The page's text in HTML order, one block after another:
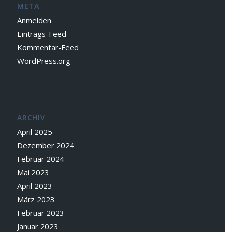
META
Anmelden
Eintrags-Feed
Kommentar-Feed
WordPress.org
ARCHIV
April 2025
Dezember 2024
Februar 2024
Mai 2023
April 2023
März 2023
Februar 2023
Januar 2023